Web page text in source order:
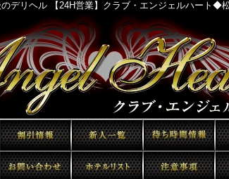
デリヘル 【24H営業】クラブ・エンジェルハート◆